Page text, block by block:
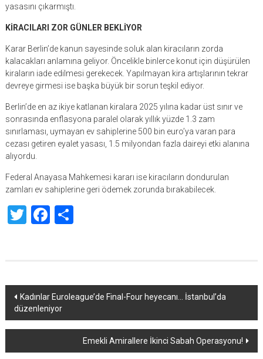
yasasını çıkarmıştı.
KİRACILARI ZOR GÜNLER BEKLİYOR
Karar Berlin’de kanun sayesinde soluk alan kiracıların zorda
kalacakları anlamına geliyor. Öncelikle binlerce konut için düşürülen
kiraların iade edilmesi gerekecek. Yapılmayan kira artışlarının tekrar
devreye girmesi ise başka büyük bir sorun teşkil ediyor.
Berlin’de en az ikiye katlanan kiralara 2025 yılına kadar üst sınır ve
sonrasında enflasyona paralel olarak yıllık yüzde 1.3 zam
sınırlaması, uymayan ev sahiplerine 500 bin euro’ya varan para
cezası getiren eyalet yasası, 1.5 milyondan fazla daireyi etki alanına
alıyordu.
Federal Anayasa Mahkemesi kararı ise kiracıların dondurulan
zamları ev sahiplerine geri ödemek zorunda bırakabilecek.
TwitterFacebook
Share
Yazı
dolaşımı
Kadınlar Euroleague’de Final-Four heyecanı… İstanbul’da
düzenleniyor
Emekli Amirallere İkinci Sabah Operasyonu!